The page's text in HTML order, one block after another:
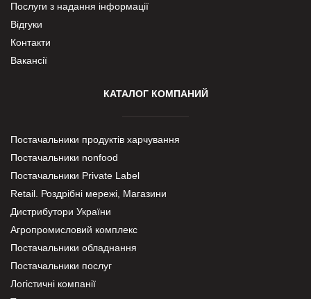
Послуги з надання інформації
Відгуки
Контакти
Вакансії
КАТАЛОГ КОМПАНИЙ
Постачальники продуктів харчування
Постачальники nonfood
Постачальники Private Label
Retail. Роздрібні мережі, Магазини
Дистрибутори України
Агропромисловий комплекс
Постачальники обладнання
Постачальники послуг
Логістичні компанії